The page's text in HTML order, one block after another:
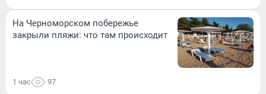
На Черноморском побережье
закрыли пляжи: что там происходит
1 час 97